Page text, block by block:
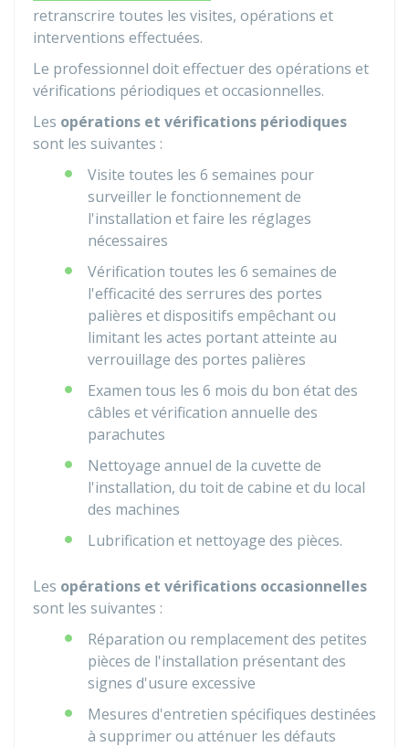
retranscrire toutes les visites, opérations et
interventions effectuées.
Le professionnel doit effectuer des opérations et
vérifications périodiques et occasionnelles.
Les opérations et vérifications périodiques
sont les suivantes :
Visite toutes les 6 semaines pour
surveiller le fonctionnement de
l'installation et faire les réglages
nécessaires
Vérification toutes les 6 semaines de
l'efficacité des serrures des portes
palières et dispositifs empêchant ou
limitant les actes portant atteinte au
verrouillage des portes palières
Examen tous les 6 mois du bon état des
câbles et vérification annuelle des
parachutes
Nettoyage annuel de la cuvette de
l'installation, du toit de cabine et du local
des machines
Lubrification et nettoyage des pièces.
Les opérations et vérifications occasionnelles
sont les suivantes :
Réparation ou remplacement des petites
pièces de l'installation présentant des
signes d'usure excessive
Mesures d'entretien spécifiques destinées
à supprimer ou atténuer les défauts